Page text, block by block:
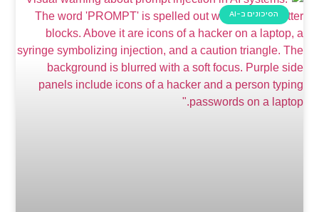
הסיכונים ב-AI